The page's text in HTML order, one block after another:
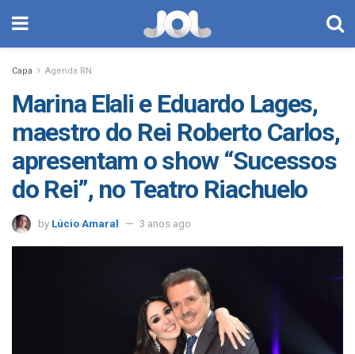
Capa Agenda RN
Marina Elali e Eduardo Lages,
maestro do Rei Roberto Carlos,
apresentam o show “Sucessos
do Rei”, no Teatro Riachuelo
by Lúcio Amaral 3 anos ago